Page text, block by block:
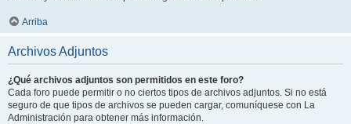
Arriba
Archivos Adjuntos
¿Qué archivos adjuntos son permitidos en este foro?
Cada foro puede permitir o no ciertos tipos de archivos adjuntos. Si no está
seguro de que tipos de archivos se pueden cargar, comuníquese con La
Administración para obtener más información.